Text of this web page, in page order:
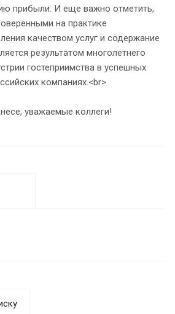
прибыли. И еще важно отметить,
на практике
качеством услуг и содержание
результатом многолетнего
гостеприимства в успешных
компаниях.<br>
уважаемые коллеги!